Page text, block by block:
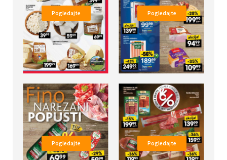
Pogledajte Pogledajte
Pogledajte Pogledajte